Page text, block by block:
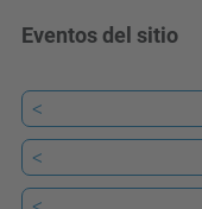
Eventos del sitio
<
<